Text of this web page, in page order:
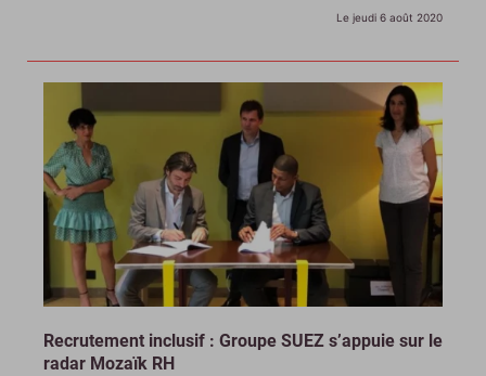
Le jeudi 6 août 2020
Recrutement inclusif : Groupe SUEZ s’appuie sur le
radar Mozaïk RH